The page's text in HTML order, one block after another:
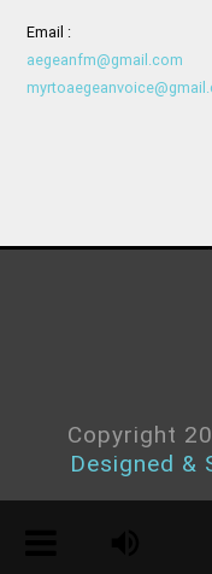
Email :
aegeanfm@gmail.com
Copyright
Designed &